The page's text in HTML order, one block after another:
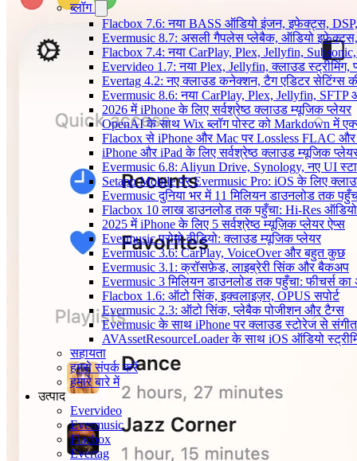
ब्लॉग
Flacbox 7.6: नया BASS ऑडियो इंजन, इफेक्ट्स,
Evermusic 8.7: असली गैपलेस प्लेबैक, ऑडियो इफ़ेक्ट्स,
Flacbox 7.4: नया CarPlay, Plex, Jellyfin,
Evervideo 1.7: नया Plex, Jellyfin, क्लाउड
Evertag 4.2: नए क्लाउड कनेक्शन, टैग एडिटर सेटिंग्स की
Evermusic 8.6: नया CarPlay, Plex, Jellyfin, SFTP
2026 में iPhone के लिए सर्वश्रेष्ठ क्लाउड म्यूजिक प्लेयर
OpenAI के साथ Wix ब्लॉग पोस्ट को Markdown में
Flacbox से iPhone और Mac पर Lossless FLAC
iPhone और iPad के लिए सर्वश्रेष्ठ क्लाउड म्यूजिक
Evermusic 6.8: Aliyun Drive, Synology, नए UI
Setapp Mobile पर Evermusic Pro: iOS के लिए
Evermusic दुनिया भर में 11 मिलियन डाउनलोड तक
Flacbox 10 लाख डाउनलोड तक पहुँचा: Hi-Res ऑडियो
2025 में iPhone के लिए 5 सर्वश्रेष्ठ म्यूज़िक प्लेयर ऐप्स
Evermusic प्रोमो वीडियो: क्लाउड म्यूजिक प्लेयर
Evermusic 3.6: CarPlay, VoiceOver और बहुत कुछ
Evermusic 3.1: क्रॉसफ़ेड, लाइब्रेरी सिंक और बैकअप
Evermusic 3 मिलियन डाउनलोड तक पहुँचा: फीचर्स
Flacbox 1.6: ऑटो सिंक, इक्वलाइज़र, OPUS सपोर्ट
Evermusic 2.3: ऑटो सिंक, प्लेबैक पोजीशन और टैग्स
Evermusic के साथ iPhone पर क्लाउड स्टोरेज से
AVAssetResourceLoader के साथ iOS ऑडियो
सहायता
हमसे संपर्क करें
हमारे बारे में
उत्पाद
Evervideo
Evermusic
Flacbox
Evertag